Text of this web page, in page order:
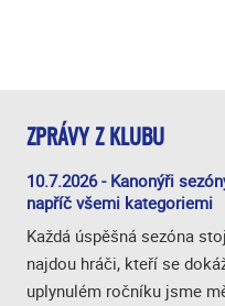
ZPRÁVY Z KLUBU
10.7.2026 - Kanonýři
napříč všemi kategoriemi
Každá úspěšná sezóna
najdou hráči, kteří se
uplynulém ročníku jsme